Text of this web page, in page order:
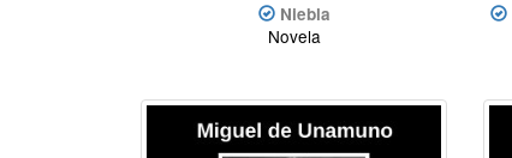
Niebla
Novela